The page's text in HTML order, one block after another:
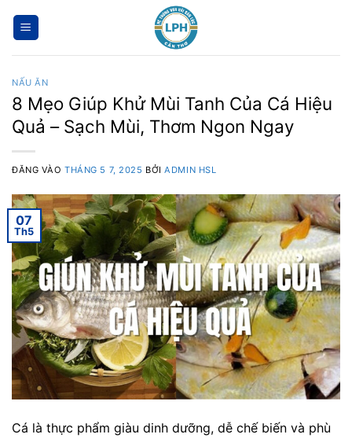
qua
NẤU ĂN
8 Mẹo Giúp Khử Mùi Tanh Của Cá Hiệu
Quả – Sạch Mùi, Thơm Ngon Ngay
ĐĂNG VÀOTHÁNG 5 7, 2025 BỞIADMIN HSL
07
Th5
Cá là thực phẩm giàu dinh dưỡng, dễ chế biến và phù